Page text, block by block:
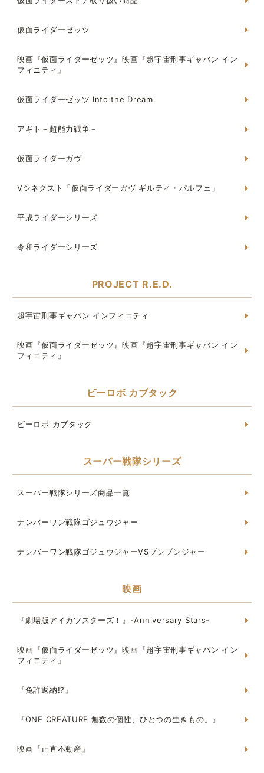
仮面ライダーゼッツ
映画『仮面ライダーゼッツ』映画『超宇宙刑事ギャバン イン
フィニティ』
仮面ライダーゼッツ Into the Dream
アギト－超能力戦争－
仮面ライダーガヴ
Vシネクスト「仮面ライダーガヴ ギルティ・パルフェ」
平成ライダーシリーズ
令和ライダーシリーズ
PROJECT R.E.D.
超宇宙刑事ギャバン インフィニティ
映画『仮面ライダーゼッツ』映画『超宇宙刑事ギャバン イン
フィニティ』
ビーロボ カブタック
ビーロボ カブタック
スーパー戦隊シリーズ
スーパー戦隊シリーズ商品一覧
ナンバーワン戦隊ゴジュウジャー
ナンバーワン戦隊ゴジュウジャーVSブンブンジャー
映画
『劇場版アイカツスターズ！』-Anniversary Stars-
映画『仮面ライダーゼッツ』映画『超宇宙刑事ギャバン イン
フィニティ』
『免許返納!?』
『ONE CREATURE 無数の個性、ひとつの生きもの。』
映画『正直不動産』